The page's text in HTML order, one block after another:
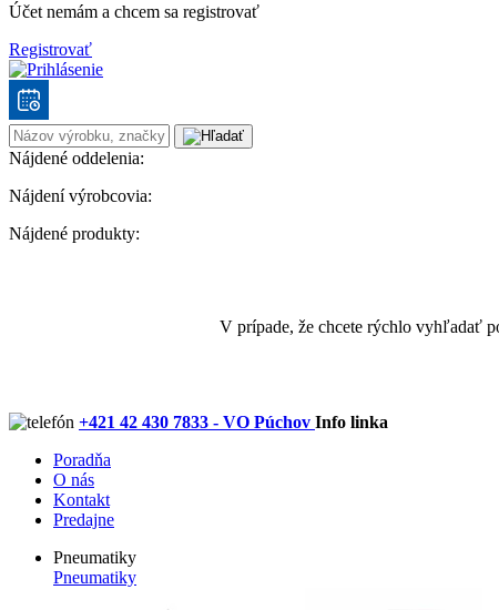
Účet nemám a chcem sa registrovať
Registrovať
Nájdené oddelenia:
Nájdení výrobcovia:
Nájdené produkty:
V prípade, že chcete rýchlo vyhľadať
+421 42 430 7833 - VO Púchov Info linka
Poradňa
O nás
Kontakt
Predajne
Pneumatiky
Pneumatiky